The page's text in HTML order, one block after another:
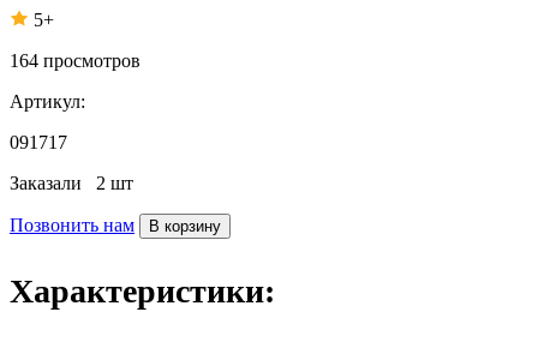
5+
164 просмотров
Артикул:
091717
Заказали 2 шт
Позвонить нам В корзину
Характеристики: